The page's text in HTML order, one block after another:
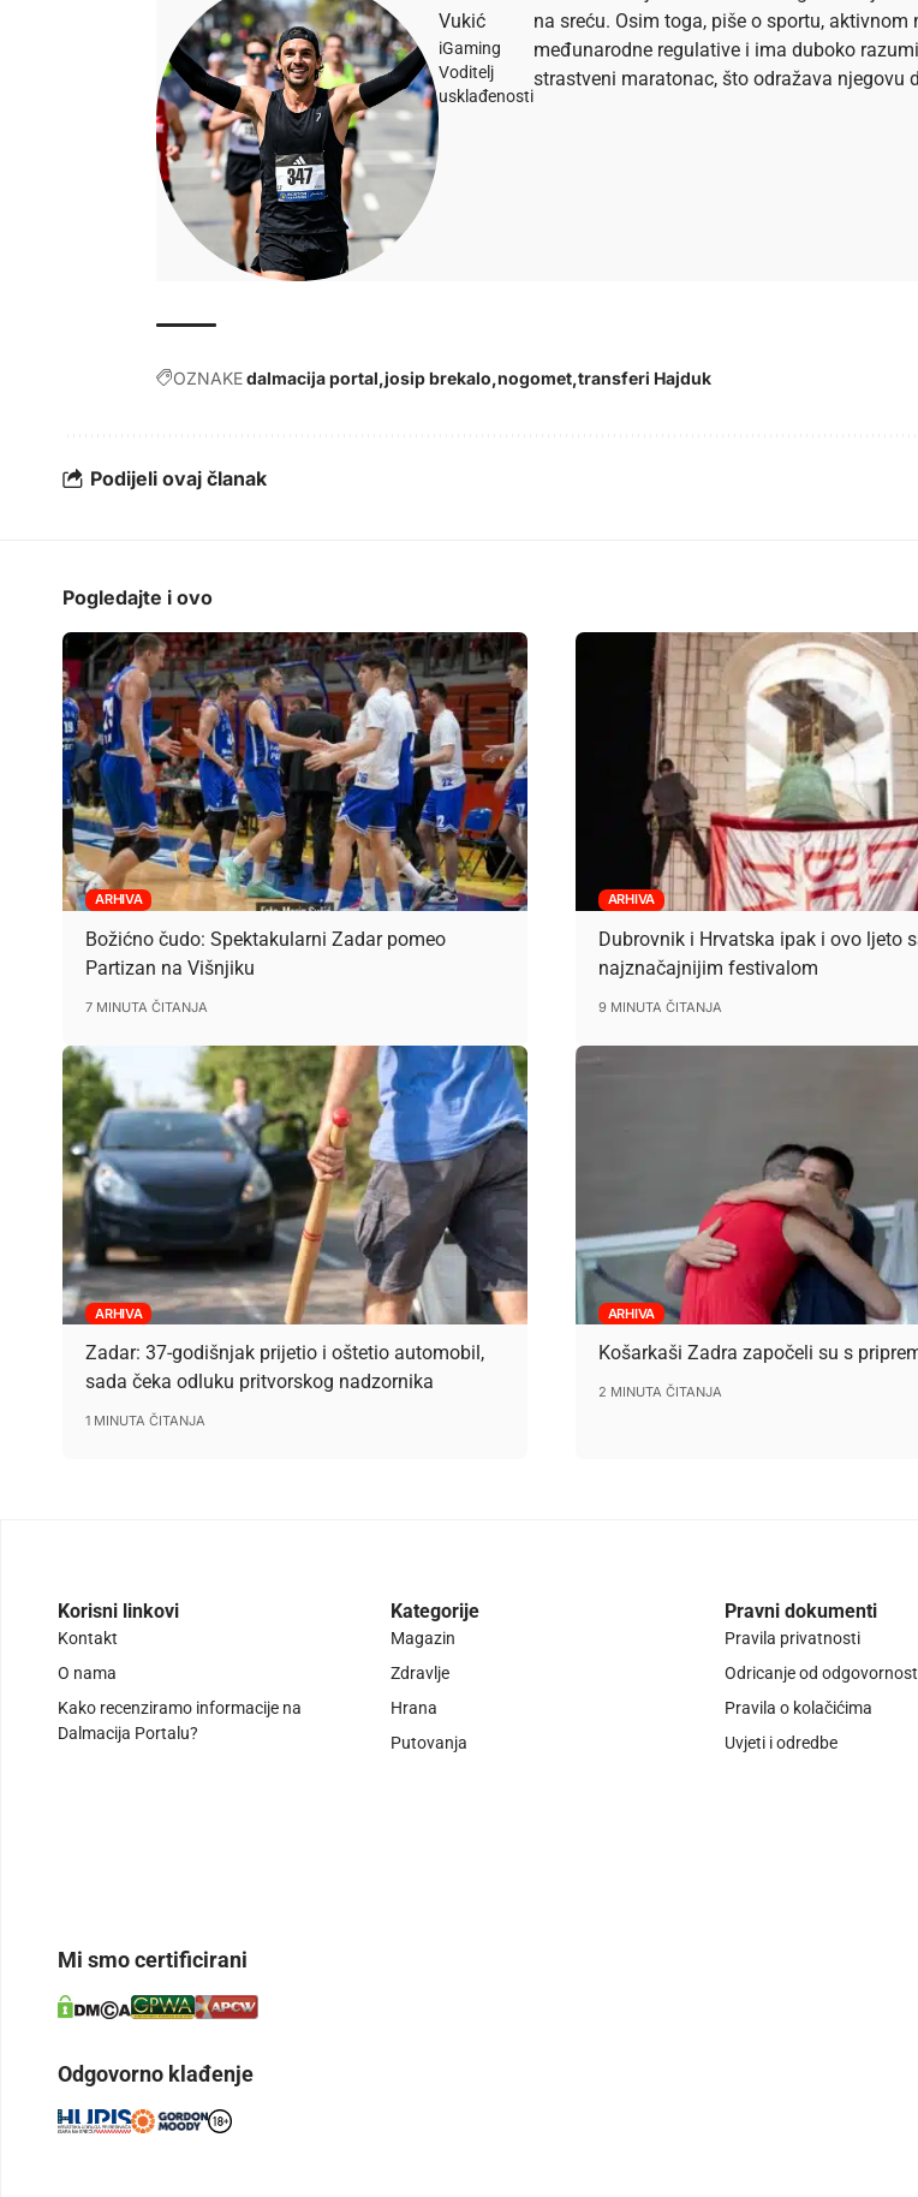
Vukić
iGaming
Voditelj
usklađenosti
na sreću. Osim toga, piše o sportu,
međunarodne regulative i ima duboko
strastveni maratonac, što odražava njegovu
OZNAKEdalmacija portal josip brekalo nogomet transferi Hajduk
Podijeli ovaj članak
Pogledajte i ovo
ARHIVA
Božićno čudo: Spektakularni Zadar pomeo
Partizan na Višnjiku
7 MINUTA ČITANJA
ARHIVA
Dubrovnik i Hrvatska ipak i ovo ljeto
najznačajnijim festivalom
9 MINUTA ČITANJA
ARHIVA
Zadar: 37-godišnjak prijetio i oštetio automobil,
sada čeka odluku pritvorskog nadzornika
1 MINUTA ČITANJA
ARHIVA
Košarkaši Zadra započeli su s
2 MINUTA ČITANJA
Korisni linkovi
Kontakt
O nama
Kako recenziramo informacije na
Dalmacija Portalu?
Kategorije
Magazin
Zdravlje
Hrana
Putovanja
Pravni dokumenti
Pravila privatnosti
Odricanje od
Pravila o kolačićima
Uvjeti i odredbe
Mi smo certificirani
Odgovorno klađenje